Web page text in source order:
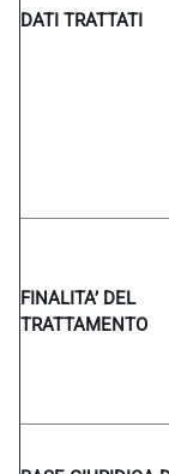
DATI TRATTATI
FINALITA’ DEL
TRATTAMENTO